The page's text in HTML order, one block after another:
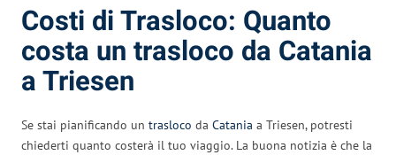
Costi di Trasloco: Quanto
costa un trasloco da Catania
a Triesen
Se stai pianificando un trasloco da Catania a Triesen, potresti
chiederti quanto costerà il tuo viaggio. La buona notizia è che la